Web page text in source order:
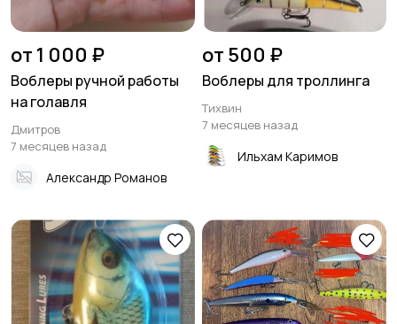
от 1 000 ₽
Воблеры ручной работы
на голавля
Дмитров
7 месяцев назад
Александр Романов
от 500 ₽
Воблеры для троллинга
Тихвин
7 месяцев назад
Ильхам Каримов